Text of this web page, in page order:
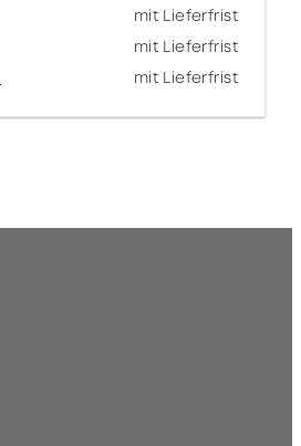
mit Lieferfrist
mit Lieferfrist
mit Lieferfrist